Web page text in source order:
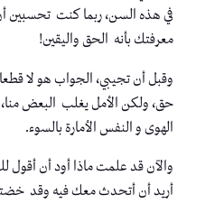
في هذه السن، ربما كنت تحسبين
معرفتك بأنه الحق واليقين!
وقبل أن تجيبي، الجواب هو لا
حق، ولكن الأمل يغلب البعض
الهوى و النفس الأمارة بالسوء.
والآن قد علمت ماذا أود أن أقول
أريد أن أتحدث معك فيه وقد